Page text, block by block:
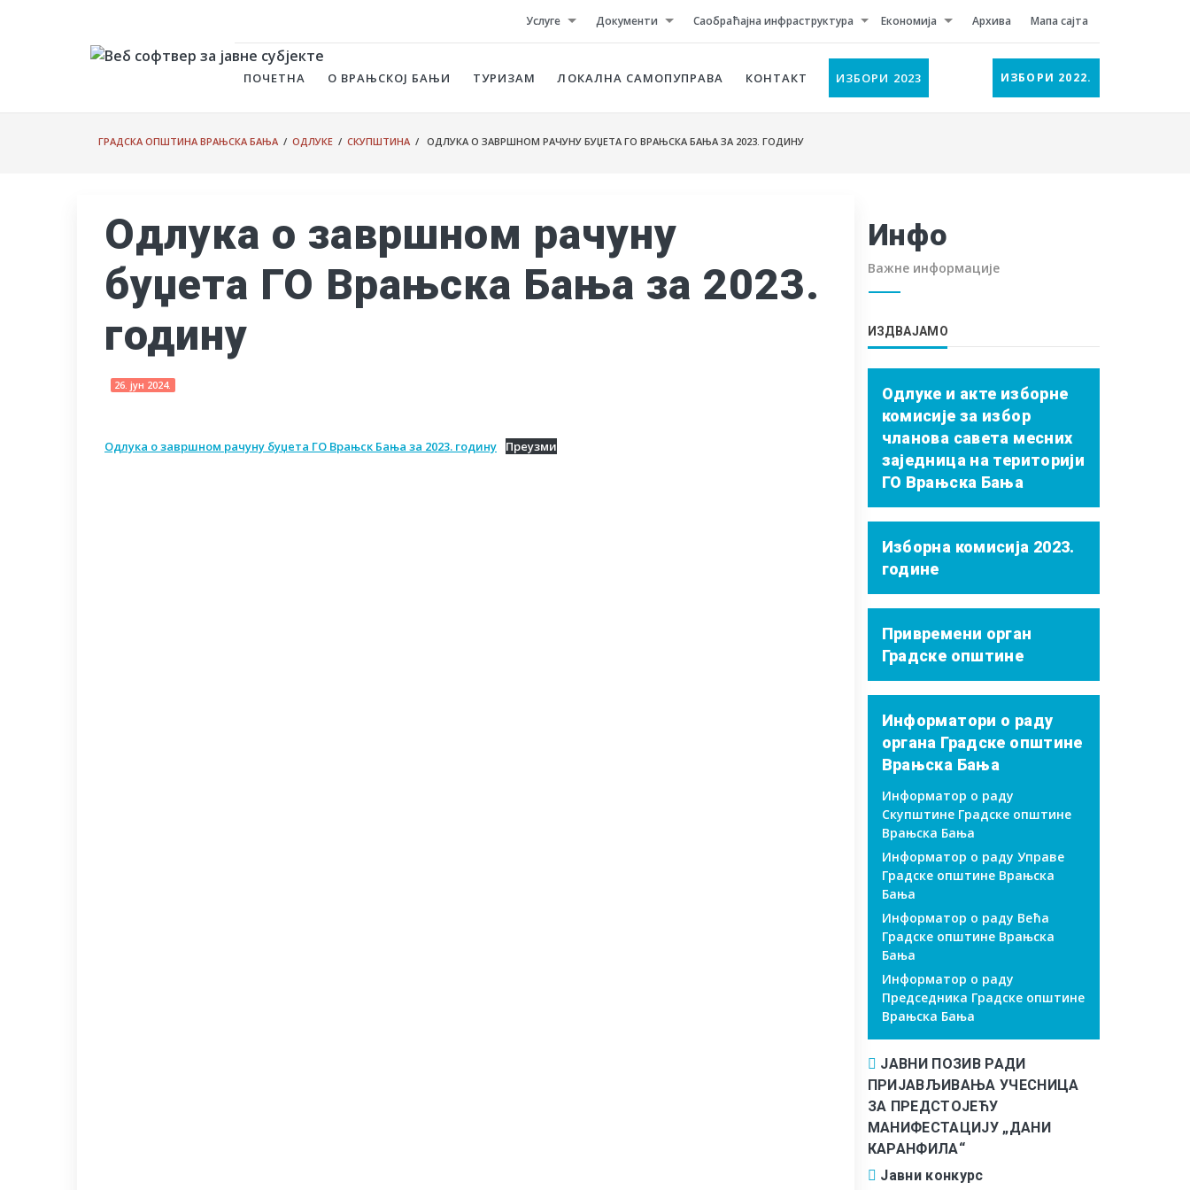
Услуге Документи Саобраћајна инфраструктура Економија Архива Мапа сајта
ПОЧЕТНА О ВРАЊСКОЈ БАЊИ ТУРИЗАМ ЛОКАЛНА САМОПУПРАВА КОНТАКТ ИЗБОРИ 2023 ИЗБОРИ 2022.
ГРАДСКА ОПШТИНА ВРАЊСКА БАЊА / ОДЛУКЕ / СКУПШТИНА / ОДЛУКА О ЗАВРШНОМ РАЧУНУ БУЏЕТА ГО ВРАЊСКA БАЊА ЗА 2023. ГОДИНУ
Одлука о завршном рачуну
буџета ГО Врањскa Бања за 2023.
годину
26. јун 2024.
Одлука о завршном рачуну буџета ГО Врањск Бања за 2023. годину Преузми
Инфо
Важне информације
ИЗДВАЈАМО
Одлуке и акте изборне
комисије за избор
чланова савета месних
заједница на територији
ГО Врањска Бања
Изборна комисија 2023.
године
Привремени орган
Градске општине
Информатори о раду
органа Градске општине
Врањска Бања
Информатор о раду
Скупштине Градске општине
Врањска Бања
Информатор о раду Управе
Градске општине Врањска
Бања
Информатор о раду Већа
Градске општине Врањска
Бања
Информатор о раду
Председника Градске општине
Врањска Бања
ЈАВНИ ПОЗИВ РАДИ
ПРИЈАВЉИВАЊА УЧЕСНИЦА
ЗА ПРЕДСТОЈЕЋУ
МАНИФЕСТАЦИЈУ „ДАНИ
КАРАНФИЛА“
Јавни конкурс